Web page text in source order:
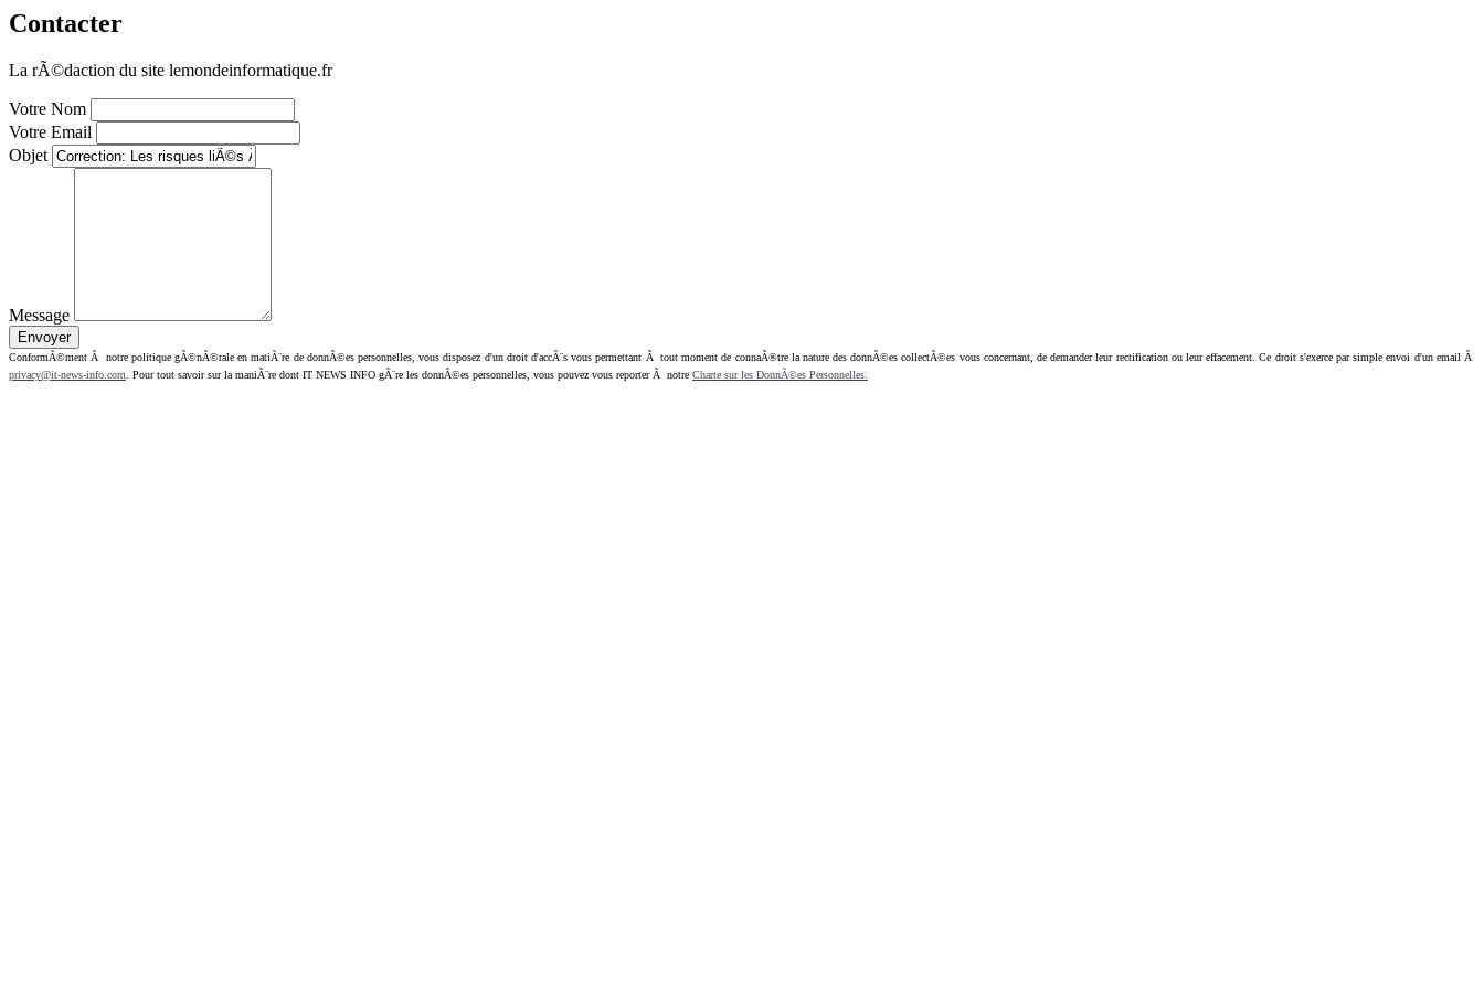
Contacter
La rÃ©daction du site lemondeinformatique.fr
Votre Nom
Votre Email
Objet
Message
ConformÃ©ment Ã notre politique gÃ©nÃ©rale en matiÃ¨re de donnÃ©es personnelles, vous disposez d'un droit d'accÃ¨s vous permettant Ã tout moment de connaÃ®tre la nature des donnÃ©es collectÃ©es vous concernant, de demander leur rectification ou leur effacement. Ce droit s'exerce par simple envoi d'un email Ã
privacy@it-news-info.com . Pour tout savoir sur la maniÃ¨re dont IT NEWS INFO gÃ¨re les donnÃ©es personnelles, vous pouvez vous reporter Ã notre Charte sur les DonnÃ©es Personnelles.